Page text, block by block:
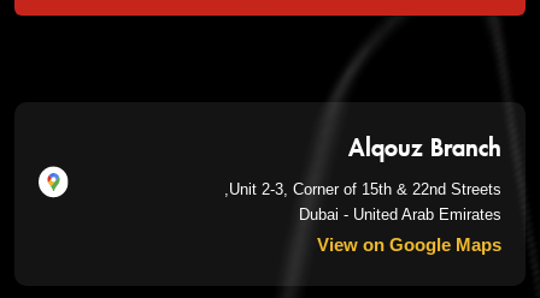
Alqouz Branch
Unit 2-3, Corner of 15th & 22nd Streets,
Dubai - United Arab Emirates
View on Google Maps